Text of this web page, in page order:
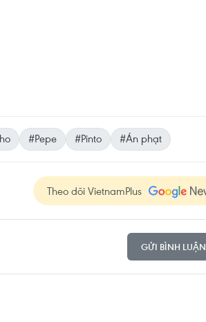
#Pepe #Pinto #Án phạt
Theo dõi VietnamPlus
GỬI BÌNH LUẬN